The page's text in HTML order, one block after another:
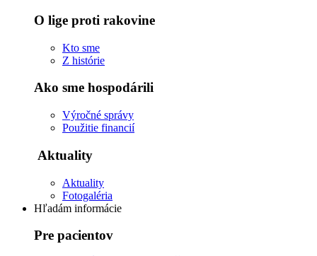
O lige proti rakovine
Kto sme
Z histórie
Ako sme hospodárili
Výročné správy
Použitie financií
Aktuality
Aktuality
Fotogaléria
Hľadám informácie
Pre pacientov